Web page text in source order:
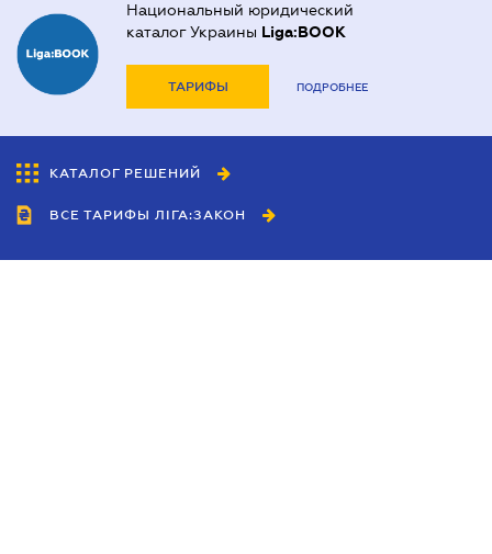
Национальный юридический
каталог Украины Liga:BOOK
ТАРИФЫ ПОДРОБНЕЕ
КАТАЛОГ РЕШЕНИЙ
ВСЕ ТАРИФЫ ЛІГА:ЗАКОН